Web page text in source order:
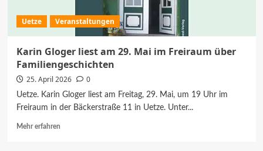
Uetze Veranstaltungen
Karin Gloger liest am 29. Mai im Freiraum über
Familiengeschichten
25. April 2026 0
Uetze. Karin Gloger liest am Freitag, 29. Mai, um 19 Uhr im
Freiraum in der Bäckerstraße 11 in Uetze. Unter...
Mehr erfahrenMehr